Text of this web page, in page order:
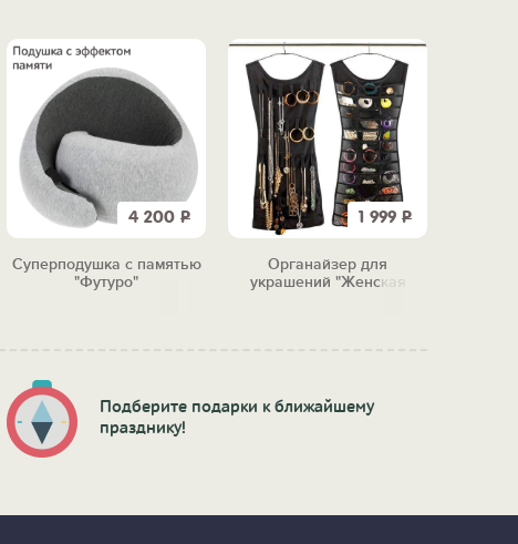
4 200 Р
Суперподушка с памятью
"Футуро"
1 999 Р
Органайзер для
украшений "Женская
Подберите подарки к ближайшему
празднику!